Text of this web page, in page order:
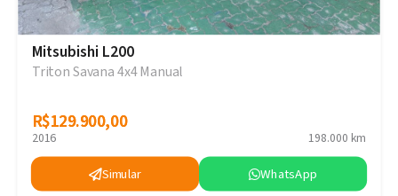
Mitsubishi L200
Triton Savana 4x4 Manual
R$129.900,00
R$129.900,00
2016 198.000 km
Simular WhatsApp